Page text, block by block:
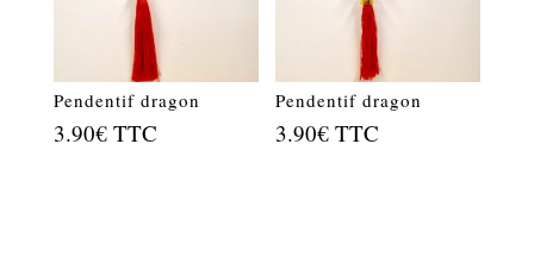
Pendentif dragon
3.90€ TTC
Pendentif dragon
3.90€ TTC